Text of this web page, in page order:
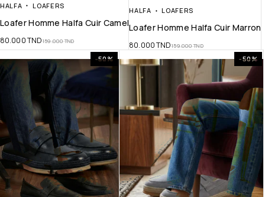
HALFA LOAFERS
Loafer Homme Halfa Cuir Camel
159.000TND
80.000TND
HALFA LOAFERS
Loafer Homme Halfa Cuir Marron
159.000TND
80.000TND
-50% -50%